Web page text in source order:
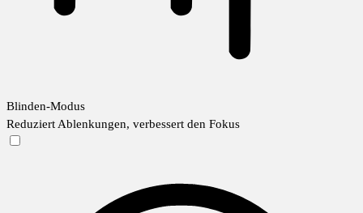
Blinden-Modus
Reduziert Ablenkungen, verbessert den Fokus